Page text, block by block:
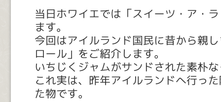
当日ホワイエでは「スイーツ・ア・
ます。
今回はアイルランド国民に昔から親
ロール」をご紹介します。
いちじくジャムがサンドされた素朴
これ実は、昨年アイルランドへ行っ
た物です。